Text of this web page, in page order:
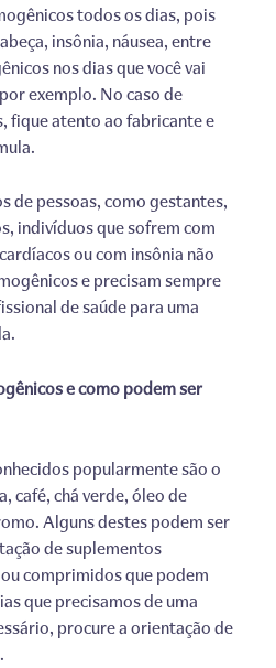
todos os dias, pois
insônia, náusea, entre
nos dias que você vai
exemplo. No caso de
fique atento ao fabricante e
de pessoas, como gestantes,
indivíduos que sofrem com
ou com insônia não
e precisam sempre
de saúde para uma
e como podem ser
popularmente são o
café, chá verde, óleo de
Alguns destes podem ser
de suplementos
comprimidos que podem
que precisamos de uma
procure a orientação de